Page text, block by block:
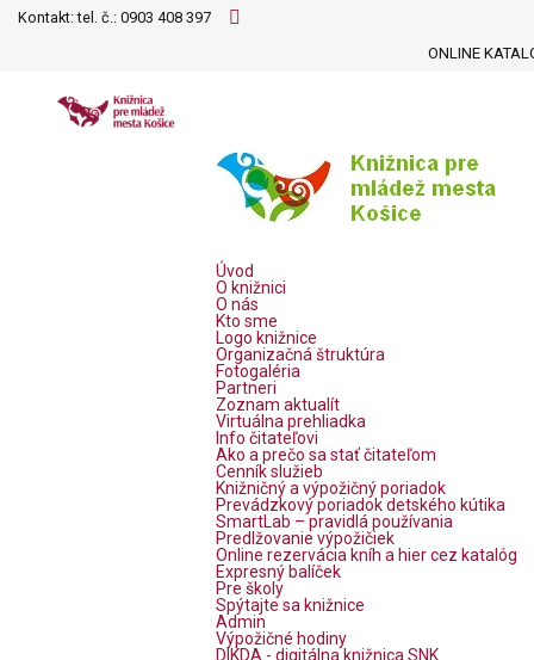
Kontakt: tel. č.: 0903 408 397
ONLINE
Úvod
O knižnici
O nás
Kto sme
Logo knižnice
Organizačná štruktúra
Fotogaléria
Partneri
Zoznam aktualít
Virtuálna prehliadka
Info čitateľovi
Ako a prečo sa stať čitateľom
Cenník služieb
Knižničný a výpožičný poriadok
Prevádzkový poriadok detského kútika
SmartLab – pravidlá používania
Predlžovanie výpožičiek
Online rezervácia kníh a hier cez katalóg
Expresný balíček
Pre školy
Spýtajte sa knižnice
Admin
Výpožičné hodiny
DIKDA - digitálna knižnica SNK